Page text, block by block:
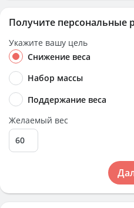
Получите персональные
Укажите вашу цель
Снижение веса
Набор массы
Поддержание веса
Желаемый вес